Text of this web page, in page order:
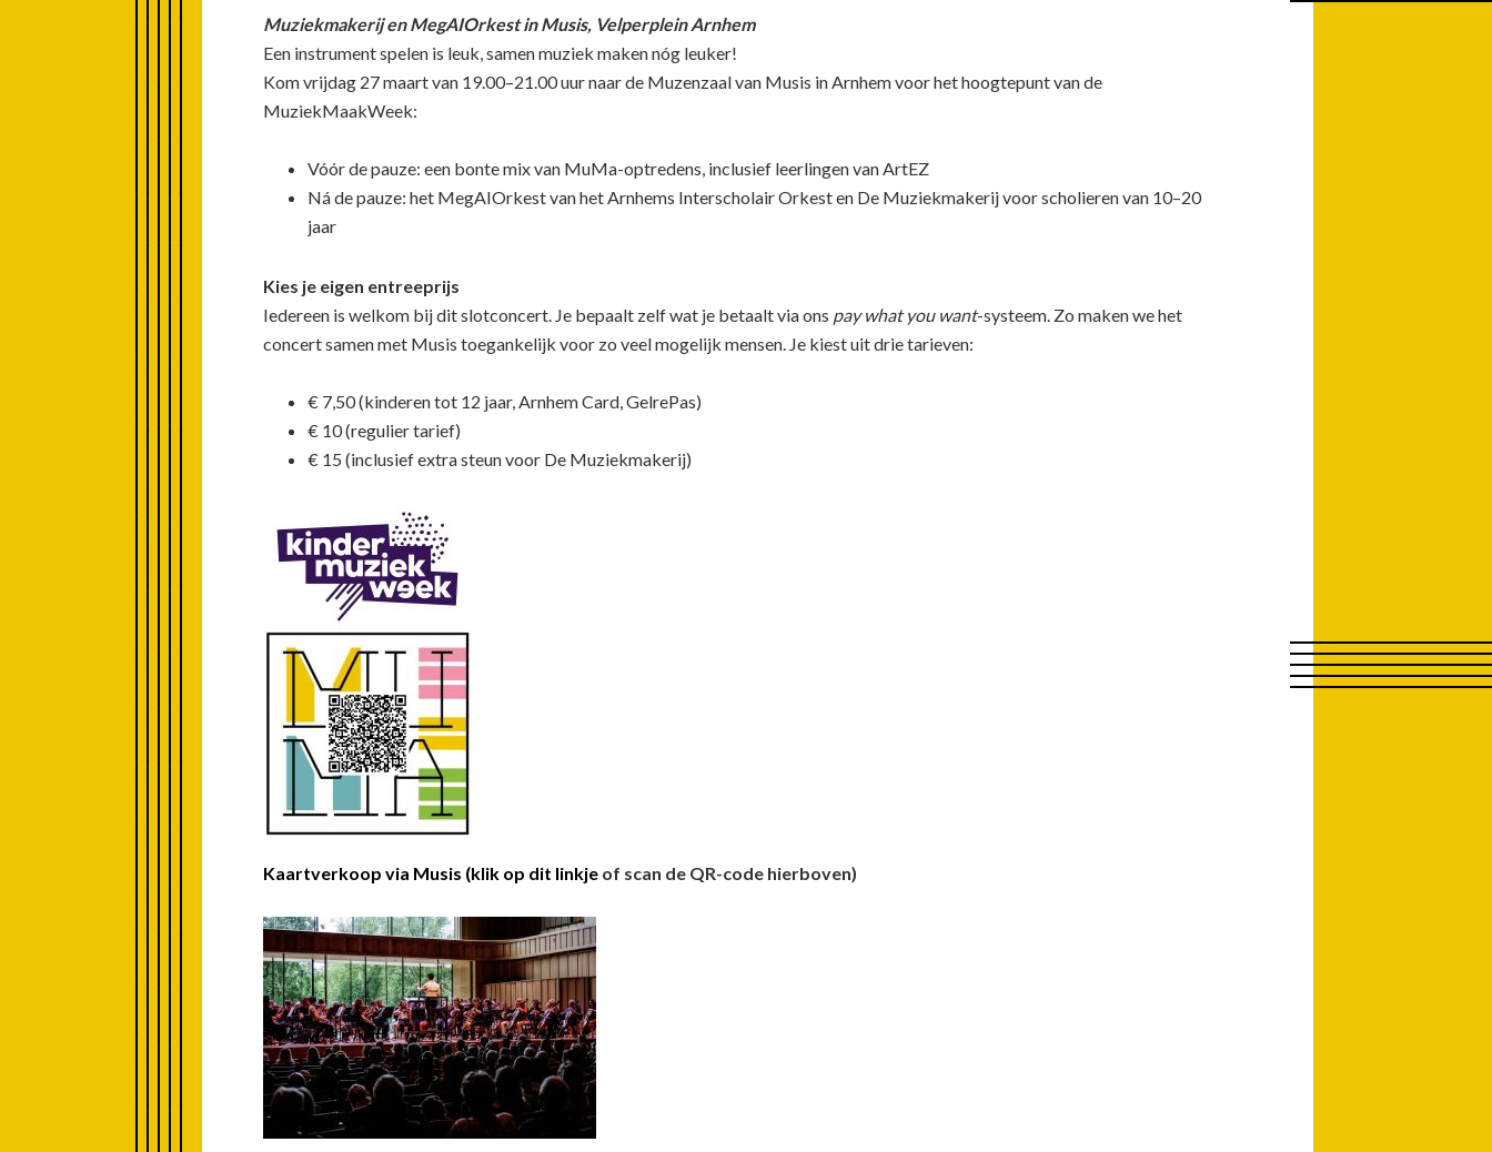
Muziekmakerij en MegAIOrkest in Musis, Velperplein Arnhem
Een instrument spelen is leuk, samen muziek maken nóg leuker!
Kom vrijdag 27 maart van 19.00–21.00 uur naar de Muzenzaal van Musis in Arnhem voor het hoogtepunt van de
MuziekMaakWeek:
Vóór de pauze: een bonte mix van MuMa-optredens, inclusief leerlingen van ArtEZ
Ná de pauze: het MegAIOrkest van het Arnhems Interscholair Orkest en De Muziekmakerij voor scholieren van 10–20
jaar
Kies je eigen entreeprijs
Iedereen is welkom bij dit slotconcert. Je bepaalt zelf wat je betaalt via ons pay what you want-systeem. Zo maken we het
concert samen met Musis toegankelijk voor zo veel mogelijk mensen. Je kiest uit drie tarieven:
€ 7,50 (kinderen tot 12 jaar, Arnhem Card, GelrePas)
€ 10 (regulier tarief)
€ 15 (inclusief extra steun voor De Muziekmakerij)
Kaartverkoop via Musis (klik op dit linkje of scan de QR-code hierboven)